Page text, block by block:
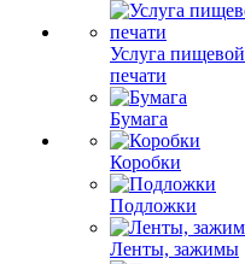
Услуга пищевой
печати
Бумага
Коробки
Подложки
Ленты, зажимы